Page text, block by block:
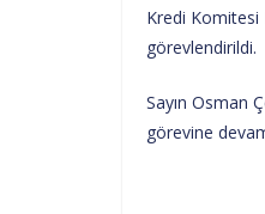
Kredi Komitesi
görevlendirildi.
Sayın Osman
görevine